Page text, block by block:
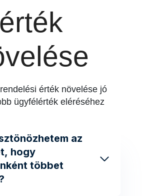
érték
érték növelése jó
ügyfélérték eléréséhez
az
hogy
többet